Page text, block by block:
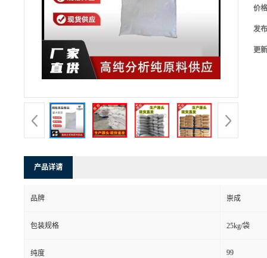
价
发
更
产品详请
品牌 崇成
包装规格 25kg/袋
纯度 99